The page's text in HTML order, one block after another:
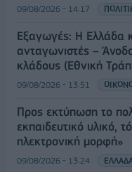
09/08/2026 - 14:17
Εξαγωγές: Η Ελλάδα
ανταγωνιστές –
κλάδους (Εθνική
09/08/2026 - 13:51
Προς εκτύπωση το
εκπαιδευτικό υλικό,
ηλεκτρονική μορφή»
09/08/2026 - 13:24